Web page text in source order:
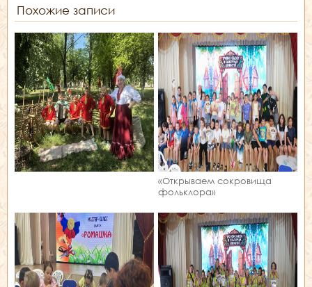
Похожие записи
«Открываем сокровища
фольклора»